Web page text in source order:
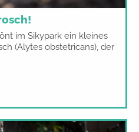
im Sikypark ein kleines
(Alytes obstetricans), der